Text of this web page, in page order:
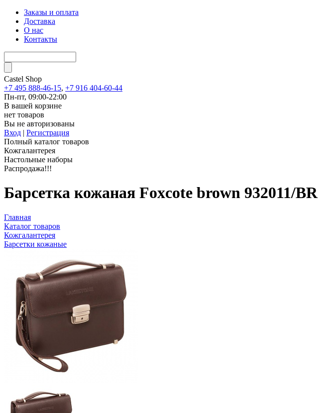
Заказы и оплата
Доставка
О нас
Контакты
Castel Shop
+7 495 888-46-15, +7 916 404-60-44
Пн-пт, 09:00-22:00
В вашей корзине
нет товаров
Вы не авторизованы
Вход | Регистрация
Полный каталог товаров
Кожгалантерея
Настольные наборы
Распродажа!!!
Барсетка кожаная Foxcote brown 932011/BR
Главная
Каталог товаров
Кожгалантерея
Барсетки кожаные